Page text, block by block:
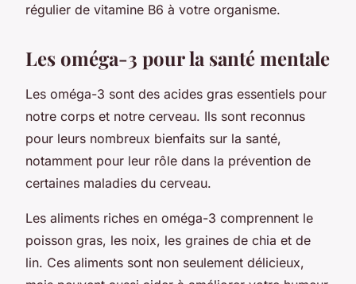
régulier de vitamine B6 à votre organisme.
Les oméga-3 pour la santé mentale
Les oméga-3 sont des acides gras essentiels pour
notre corps et notre cerveau. Ils sont reconnus
pour leurs nombreux bienfaits sur la santé,
notamment pour leur rôle dans la prévention de
certaines maladies du cerveau.
Les aliments riches en oméga-3 comprennent le
poisson gras, les noix, les graines de chia et de
lin. Ces aliments sont non seulement délicieux,